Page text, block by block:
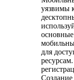
уязвимы
для
Создание